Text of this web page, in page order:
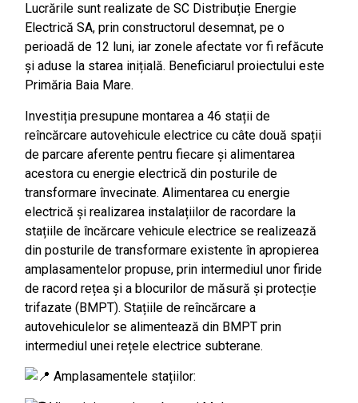
Lucrările sunt realizate de SC Distribuție Energie
Electrică SA, prin constructorul desemnat, pe o
perioadă de 12 luni, iar zonele afectate vor fi refăcute
și aduse la starea inițială. Beneficiarul proiectului este
Primăria Baia Mare.
Investiția presupune montarea a 46 stații de
reîncărcare autovehicule electrice cu câte două spații
de parcare aferente pentru fiecare și alimentarea
acestora cu energie electrică din posturile de
transformare învecinate. Alimentarea cu energie
electrică și realizarea instalațiilor de racordare la
stațiile de încărcare vehicule electrice se realizează
din posturile de transformare existente în apropierea
amplasamentelor propuse, prin intermediul unor firide
de racord rețea și a blocurilor de măsură și protecție
trifazate (BMPT). Stațiile de reîncărcare a
autovehiculelor se alimentează din BMPT prin
intermediul unei rețele electrice subterane.
Amplasamentele stațiilor: